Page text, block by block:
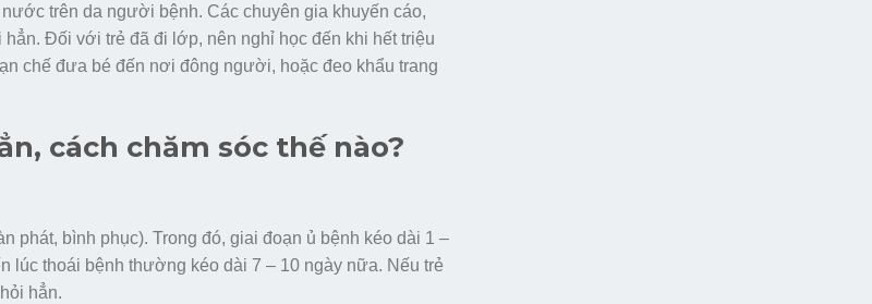
trên da người bệnh. Các chuyên gia khuyến cáo,
Đối với trẻ đã đi lớp, nên nghỉ học đến khi hết triệu
chế đưa bé đến nơi đông người, hoặc đeo khẩu trang
cách chăm sóc thế nào?
phát, bình phục). Trong đó, giai đoạn ủ bệnh kéo dài 1 –
lúc thoái bệnh thường kéo dài 7 – 10 ngày nữa. Nếu trẻ
hẳn.